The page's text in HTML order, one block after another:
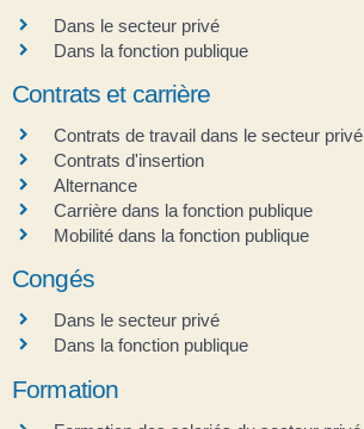
Dans le secteur privé
Dans la fonction publique
Contrats et carrière
Contrats de travail dans le secteur privé
Contrats d'insertion
Alternance
Carrière dans la fonction publique
Mobilité dans la fonction publique
Congés
Dans le secteur privé
Dans la fonction publique
Formation